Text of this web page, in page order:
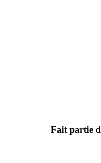
Fait partie